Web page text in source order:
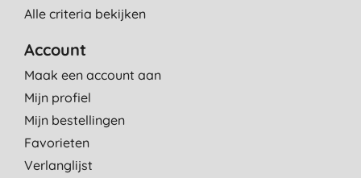
Alle criteria bekijken
Account
Maak een account aan
Mijn profiel
Mijn bestellingen
Favorieten
Verlanglijst